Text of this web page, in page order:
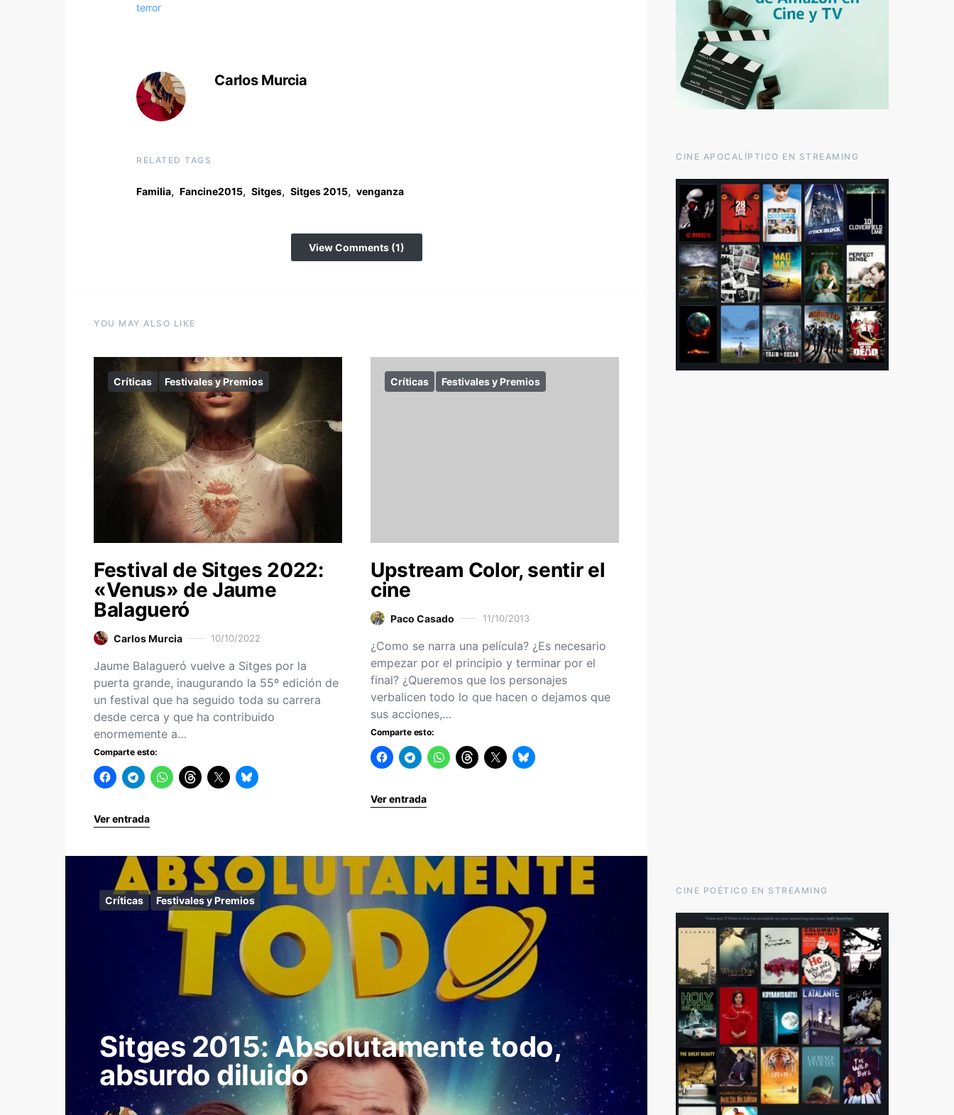
terror
Carlos Murcia
RELATED TAGS
Familia, Fancine2015, Sitges, Sitges 2015, venganza
View Comments (1)
YOU MAY ALSO LIKE
Críticas Festivales y Premios
Festival de Sitges 2022:
«Venus» de Jaume
Balagueró
Carlos Murcia 10/10/2022
Jaume Balagueró vuelve a Sitges por la
puerta grande, inaugurando la 55º edición de
un festival que ha seguido toda su carrera
desde cerca y que ha contribuido
enormemente a…
Comparte esto:
Ver entrada
Críticas Festivales y Premios
Upstream Color, sentir el
cine
Paco Casado 11/10/2013
¿Como se narra una película? ¿Es necesario
empezar por el principio y terminar por el
final? ¿Queremos que los personajes
verbalicen todo lo que hacen o dejamos que
sus acciones,…
Comparte esto:
Ver entrada
Críticas Festivales y Premios
Sitges 2015: Absolutamente todo,
absurdo diluido
CINE APOCALÍPTICO EN STREAMING
CINE POÉTICO EN STREAMING